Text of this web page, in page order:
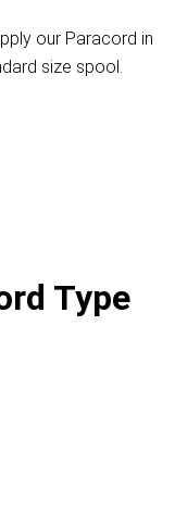
our Paracord in
size spool.
Type